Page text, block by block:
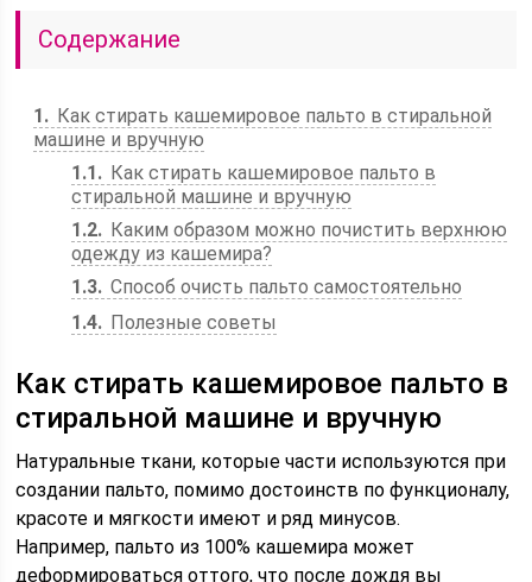
Содержание
1
Как стирать кашемировое пальто в стиральной
машине и вручную
1.1
Как стирать кашемировое пальто в
стиральной машине и вручную
1.2
Каким образом можно почистить верхнюю
одежду из кашемира?
1.3 Способ очисть пальто самостоятельно
1.4
Полезные советы
Как стирать кашемировое пальто в
стиральной машине и вручную
Натуральные ткани, которые части используются при
создании пальто, помимо достоинств по функционалу,
красоте и мягкости имеют и ряд минусов.
Например, пальто из 100% кашемира может
деформироваться оттого, что после дождя вы